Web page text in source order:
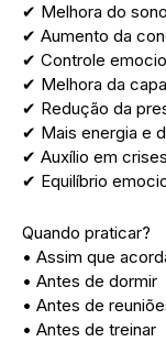
✔ Melhora do sono
✔ Aumento da
✔ Controle
✔ Melhora da
✔ Redução da
✔ Mais energia e
✔ Auxílio em
✔ Equilíbrio
Quando praticar?
• Assim que
• Antes de dormir
• Antes de
• Antes de treinar